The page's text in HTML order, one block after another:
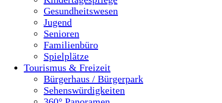
Gesundheitswesen
Jugend
Senioren
Familienbüro
Spielplätze
Tourismus & Freizeit
Bürgerhaus / Bürgerpark
Sehenswürdigkeiten